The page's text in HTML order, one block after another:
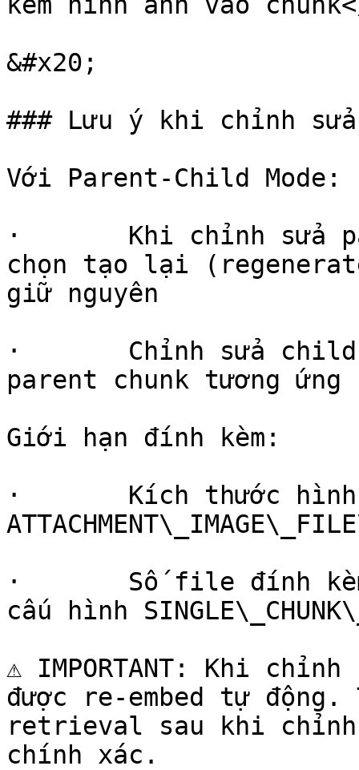
&#x20;
### Lưu ý khi chỉnh sửa
Với Parent-Child Mode:
·       Khi chỉnh sửa
chọn tạo lại
giữ nguyên
·       Chỉnh sửa child
parent chunk tương ứng
Giới hạn đính kèm:
·       Kích thước hình
·       Số file đính
cấu hình
⚠️ IMPORTANT: Khi
được re-embed tự
retrieval sau khi chỉnh
chính xác.